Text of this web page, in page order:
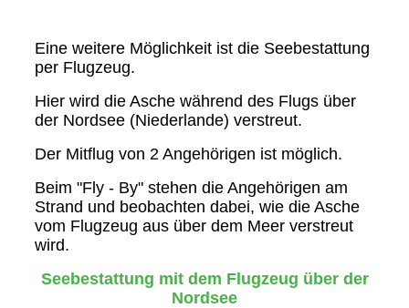
Eine weitere Möglichkeit ist die Seebestattung
per Flugzeug.
Hier wird die Asche während des Flugs über
der Nordsee (Niederlande) verstreut.
Der Mitflug von 2 Angehörigen ist möglich.
Beim "Fly - By" stehen die Angehörigen am
Strand und beobachten dabei, wie die Asche
vom Flugzeug aus über dem Meer verstreut
wird.
Seebestattung mit dem Flugzeug über der
Nordsee